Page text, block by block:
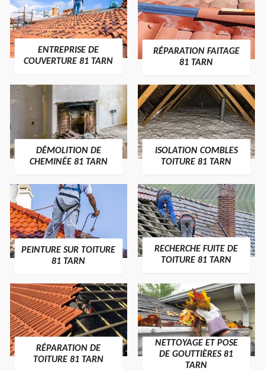
ENTREPRISE DE
COUVERTURE 81 TARN
RÉPARATION FAITAGE
81 TARN
DÉMOLITION DE
CHEMINÉE 81 TARN
ISOLATION COMBLES
TOITURE 81 TARN
PEINTURE SUR TOITURE
81 TARN
RECHERCHE FUITE DE
TOITURE 81 TARN
RÉPARATION DE
TOITURE 81 TARN
NETTOYAGE ET POSE
DE GOUTTIÈRES 81
TARN